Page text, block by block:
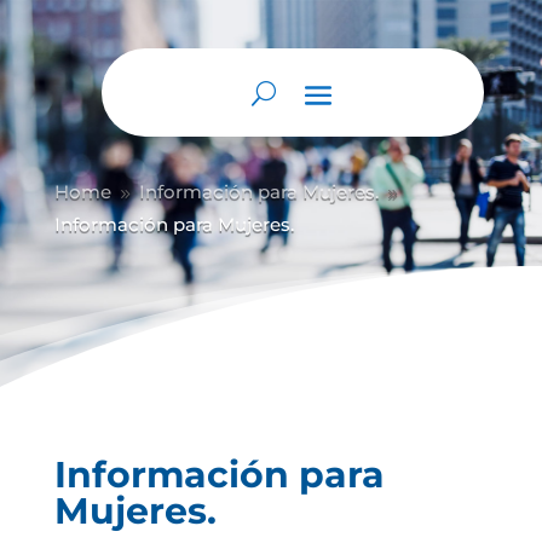
Home 9 Información para Mujeres. 9
Información para Mujeres.
Información para
Mujeres.